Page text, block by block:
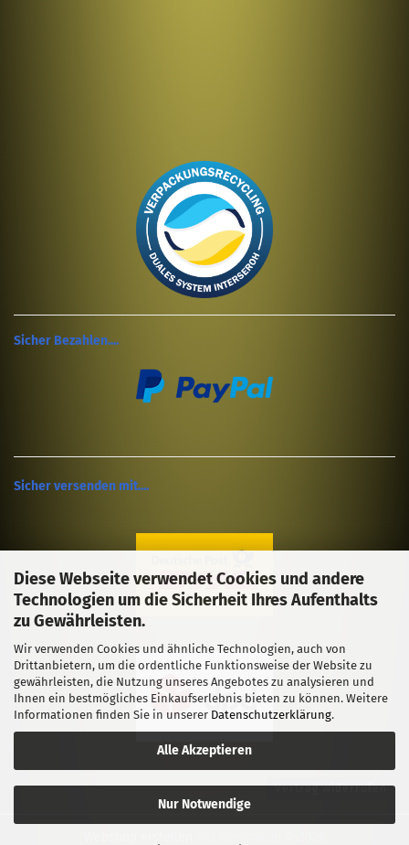
Diese Webseite verwendet Cookies und andere
Technologien um die Sicherheit Ihres Aufenthalts
zu Gewährleisten.
Wir verwenden Cookies und ähnliche Technologien, auch von
Drittanbietern, um die ordentliche Funktionsweise der Website zu
gewährleisten, die Nutzung unseres Angebotes zu analysieren und
Ihnen ein bestmögliches Einkaufserlebnis bieten zu können. Weitere
Informationen finden Sie in unserer Datenschutzerklärung.
Alle Akzeptieren
Nur Notwendige
Sicher Bezahlen....
Sicher versenden mit....
Vertrag widerrufen